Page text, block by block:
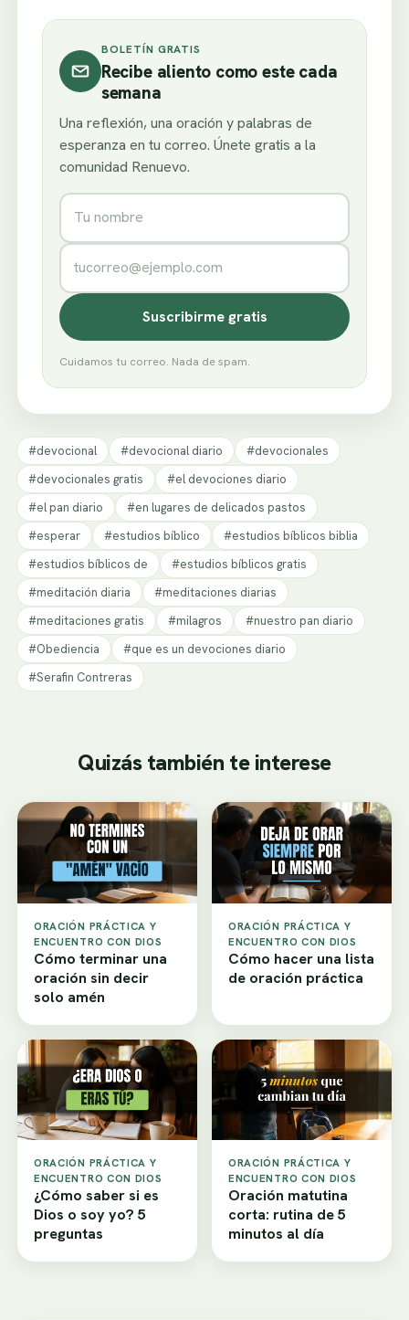
BOLETÍN GRATIS
Recibe aliento como este cada
semana
Una reflexión, una oración y palabras de
esperanza en tu correo. Únete gratis a la
comunidad Renuevo.
Nombre
Correo electrónico
Suscribirme gratis
Cuidamos tu correo. Nada de spam.
#devocional #devocional diario
#devocionales
#devocionales gratis
#el devociones diario
#el pan diario
#en lugares de delicados pastos
#esperar
#estudios bíblico
#estudios bíblicos biblia
#estudios bíblicos de
#estudios bíblicos gratis
#meditación diaria
#meditaciones diarias
#meditaciones gratis
#milagros
#nuestro pan diario
#Obediencia
#que es un devociones diario
#Serafin Contreras
Quizás también te interese
ORACIÓN PRÁCTICA Y
ENCUENTRO CON DIOS
Cómo terminar una
oración sin decir
solo amén
ORACIÓN PRÁCTICA Y
ENCUENTRO CON DIOS
Cómo hacer una lista
de oración práctica
ORACIÓN PRÁCTICA Y
ENCUENTRO CON DIOS
¿Cómo saber si es
Dios o soy yo? 5
preguntas
ORACIÓN PRÁCTICA Y
ENCUENTRO CON DIOS
Oración matutina
corta: rutina de 5
minutos al día